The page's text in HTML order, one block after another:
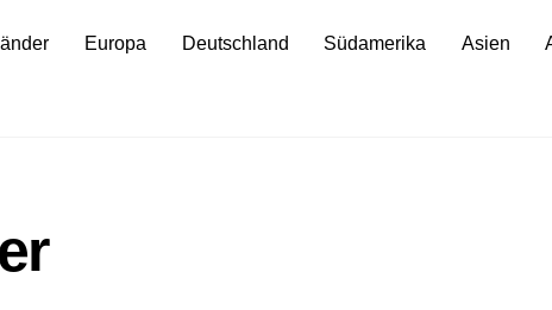
Europa Deutschland Südamerika Asien